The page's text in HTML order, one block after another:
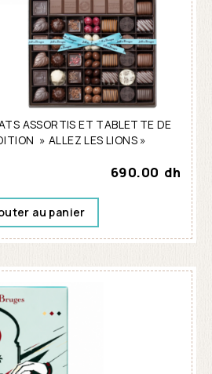
ASSORTIS ET TABLETTE DE
» ALLEZ LES LIONS »
690.00 dh
au panier